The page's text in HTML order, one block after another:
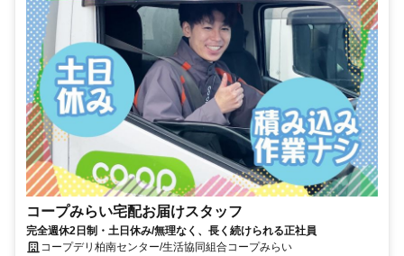
コープみらい宅配お届けスタッフ
完全週休2日制・土日休み/無理なく、長く続けられる正社員
コープデリ柏南センター/生活協同組合コープみらい